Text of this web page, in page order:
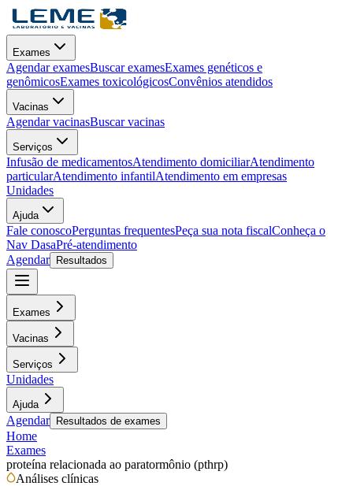
Exames
Agendar examesBuscar examesExames genéticos e
genômicosExames toxicológicosConvênios atendidos
Vacinas
Agendar vacinasBuscar vacinas
Serviços
Infusão de medicamentosAtendimento domiciliarAtendimento
particularAtendimento infantilAtendimento em empresas
Unidades
Ajuda
Fale conoscoPerguntas frequentesPeça sua nota fiscalConheça o
Nav DasaPré-atendimento
Agendar
Resultados
Exames
Vacinas
Serviços
Unidades
Ajuda
Agendar Resultados de exames
Home
Exames
proteína relacionada ao paratormônio (pthrp)
Análises clínicas